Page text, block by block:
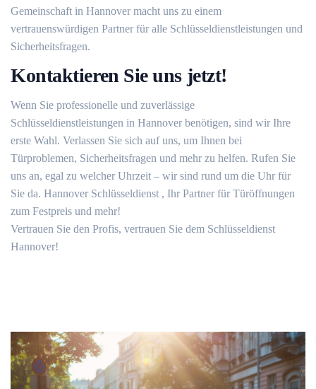
Gemeinschaft in Hannover macht uns zu einem
vertrauenswürdigen Partner für alle Schlüsseldienstleistungen und
Sicherheitsfragen.
Kontaktieren Sie uns jetzt!
Wenn Sie professionelle und zuverlässige
Schlüsseldienstleistungen in Hannover benötigen, sind wir Ihre
erste Wahl. Verlassen Sie sich auf uns, um Ihnen bei
Türproblemen, Sicherheitsfragen und mehr zu helfen. Rufen Sie
uns an, egal zu welcher Uhrzeit – wir sind rund um die Uhr für
Sie da. Hannover Schlüsseldienst , Ihr Partner für Türöffnungen
zum Festpreis und mehr!
Vertrauen Sie den Profis, vertrauen Sie dem Schlüsseldienst
Hannover!